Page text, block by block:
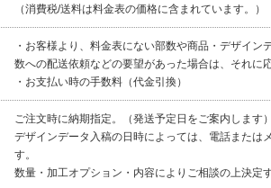
（消費税/送料は料金表の価格に含まれています。）
・お客様より、料金表にない部数や商品・デザイン
数への配送依頼などの要望があった場合は、それに
・お支払い時の手数料（代金引換）
ご注文時に納期指定。（発送予定日をご案内します）
デザインデータ入稿の日時によっては、電話または
す。
数量・加工オプション・内容によりご相談の上決定